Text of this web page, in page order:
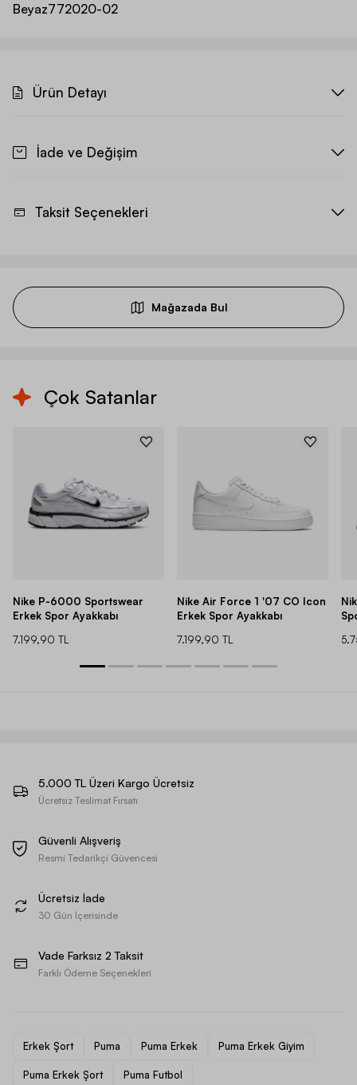
Beyaz772020-02
Ürün Detayı
İade ve Değişim
Taksit Seçenekleri
Mağazada Bul
Çok Satanlar
Nike P-6000 Sportswear
Erkek Spor Ayakkabı
7.199,90 TL
Nike Air Force 1 '07 CO Icon
Erkek Spor Ayakkabı
7.199,90 TL
5.000 TL Üzeri Kargo Ücretsiz
Ücretsiz Teslimat Fırsatı
Güvenli Alışveriş
Resmi Tedarikçi Güvencesi
Ücretsiz İade
30 Gün İçerisinde
Vade Farksız 2 Taksit
Farklı Ödeme Seçenekleri
Erkek Şort Puma Puma Erkek Puma Erkek Giyim
Puma Erkek Şort Puma Futbol